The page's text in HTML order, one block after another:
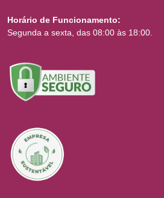
Horário de Funcionamento:
Segunda a sexta, das 08:00 às 18:00.